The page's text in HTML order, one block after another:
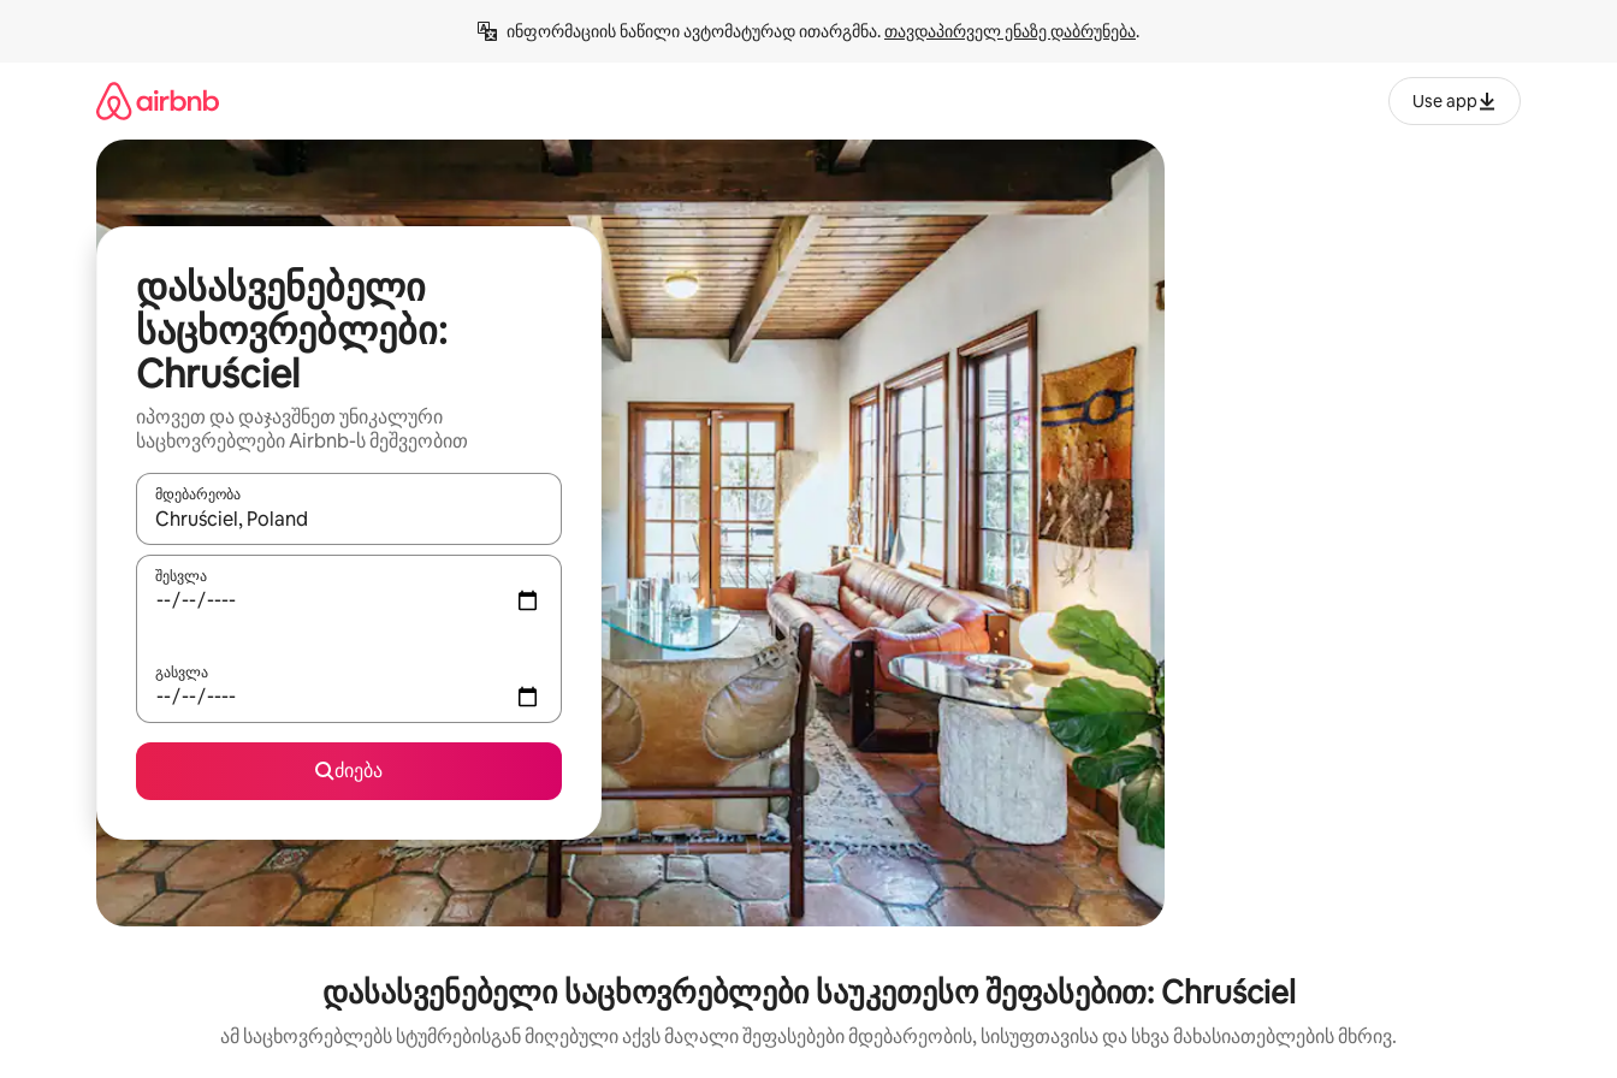
ინფორმაციის ნაწილი ავტომატურად ითარგმნა. თავდაპირველ ენაზე დაბრუნება.
Use app
დასასვენებელი
საცხოვრებლები:
Chruściel
იპოვეთ და დაჯავშნეთ უნიკალური
საცხოვრებლები Airbnb-ს მეშვეობით
მდებარეობა
როცა შედეგები ხელმისაწვდომი გახდება, ნავიგაციისთვის გამოიყენეთ კლავიშები ზემოთ/ქვემოთ მიმართული ისრებით ან შეხებისა თუ თითის გასმის ჟესტები.
შესვლა
გასვლა
ძიება
დასასვენებელი საცხოვრებლები საუკეთესო შეფასებით: Chruściel
ამ საცხოვრებლებს სტუმრებისგან მიღებული აქვს მაღალი შეფასებები მდებარეობის, სისუფთავისა და სხვა მახასიათებლების მხრივ.